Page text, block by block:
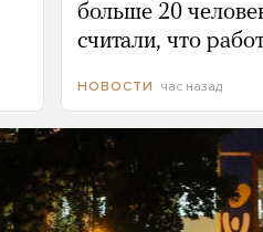
больше 20
считали, что
НОВОСТИ час назад